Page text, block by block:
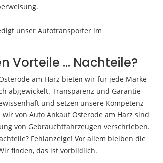
unser Autotransporter im
Vorteile … Nachteile?
am Harz bieten wir für jede Marke
abgewickelt. Transparenz und Garantie
und setzen unsere Kompetenz
von Auto Ankauf Osterode am Harz sind
von Gebrauchtfahrzeugen verschrieben.
Fehlanzeige! Vor allem bleiben die
finden, das ist vorbildlich.